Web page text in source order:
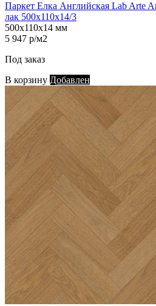
Паркет Елка Английская Lab Arte
лак 500х110х14/3
500х110х14 мм
5 947 р/м2
Под заказ
В корзину Добавлен